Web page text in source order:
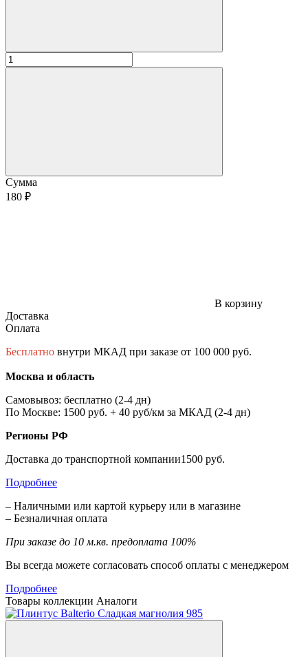
Сумма
180 ₽
В корзину
Доставка
Оплата
Бесплатно внутри МКАД при заказе от 100 000 руб.
Москва и область
Самовывоз: бесплатно (2-4 дн)
По Москве: 1500 руб. + 40 руб/км за МКАД (2-4 дн)
Регионы РФ
Доставка до транспортной компании1500 руб.
Подробнее
– Наличными или картой курьеру или в магазине
– Безналичная оплата
При заказе до 10 м.кв. предоплата 100%
Вы всегда можете согласовать способ оплаты с менеджером
Подробнее
Товары коллекции Аналоги